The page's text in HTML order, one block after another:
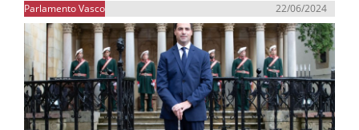
Parlamento Vasco 22/06/2024